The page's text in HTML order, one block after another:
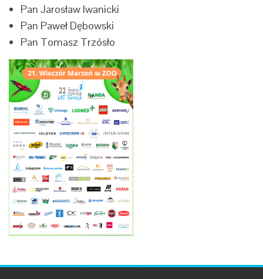
Pan Jarosław Iwanicki
Pan Paweł Dębowski
Pan Tomasz Trzósło